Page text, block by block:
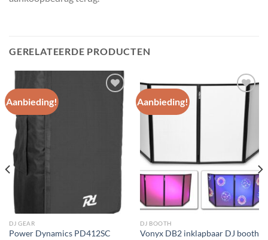
GERELATEERDE PRODUCTEN
Aanbieding!
DJ GEAR
Power Dynamics PD412SC
Aanbieding!
Toevoegen
wenslijst
DJ BOOTH
Vonyx DB2 inklapbaar DJ booth